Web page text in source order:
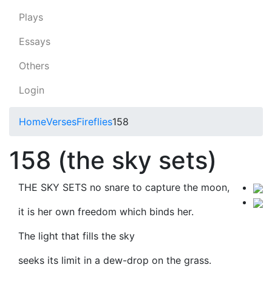
Plays
Essays
Others
Login
HomeVersesFireflies158
158 (the sky sets)
THE SKY SETS no snare to capture the moon,
it is her own freedom which binds her.
The light that fills the sky
seeks its limit in a dew-drop on the grass.